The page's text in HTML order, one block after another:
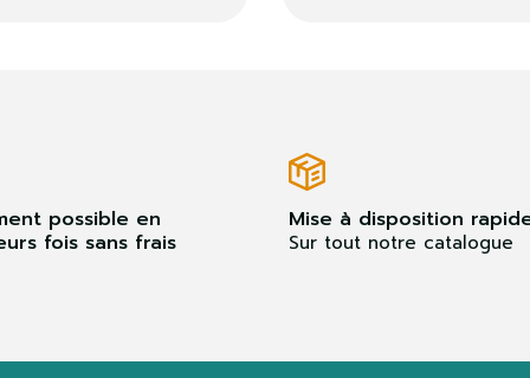
possible en
fois sans frais
Mise à disposition
Sur tout notre catalogue